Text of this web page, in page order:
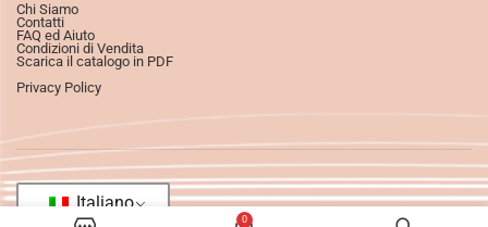
Chi Siamo
Contatti
FAQ ed Aiuto
Condizioni di Vendita
Scarica il catalogo in PDF
Privacy Policy
Italiano
0